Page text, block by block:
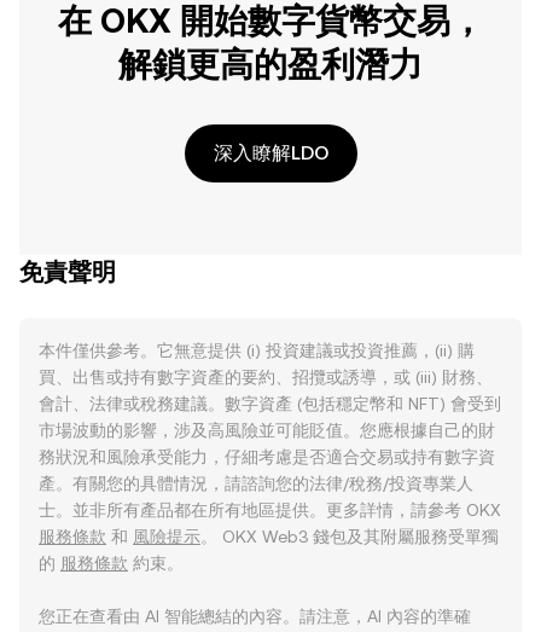
在 OKX 開始數字貨幣交易，
解鎖更高的盈利潛力
深入瞭解LDO
免責聲明
本件僅供參考。它無意提供 (i) 投資建議或投資推薦，(ii) 購
買、出售或持有數字資產的要約、招攬或誘導，或 (iii) 財務、
會計、法律或稅務建議。數字資產 (包括穩定幣和 NFT) 會受到
市場波動的影響，涉及高風險並可能貶值。您應根據自己的財
務狀況和風險承受能力，仔細考慮是否適合交易或持有數字資
產。有關您的具體情況，請諮詢您的法律/稅務/投資專業人
士。並非所有產品都在所有地區提供。更多詳情，請參考 OKX
服務條款 和 風險提示。 OKX Web3 錢包及其附屬服務受單獨
的 服務條款 約束。
您正在查看由 AI 智能總結的內容。請注意，AI 內容的準確